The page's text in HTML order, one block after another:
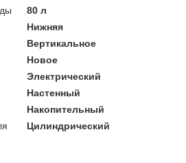
80 л
Нижняя
Вертикальное
Новое
Электрический
Настенный
Накопительный
Цилиндрический